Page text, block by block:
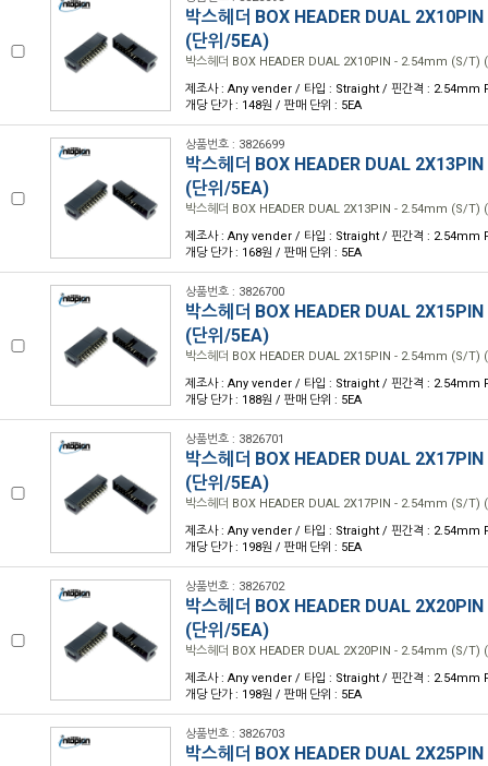
박스헤더 BOX HEADER DUAL
(단위/5EA)
박스헤더 BOX HEADER DUAL 2X10PIN - 2.54mm (S/T)
제조사 : Any vender / 타입 : Straight / 핀간격 :
개당 단가 : 148원 / 판매 단위 : 5EA
상품번호 : 3826699
박스헤더 BOX HEADER DUAL
(단위/5EA)
박스헤더 BOX HEADER DUAL 2X13PIN - 2.54mm (S/T)
제조사 : Any vender / 타입 : Straight / 핀간격 :
개당 단가 : 168원 / 판매 단위 : 5EA
상품번호 : 3826700
박스헤더 BOX HEADER DUAL
(단위/5EA)
박스헤더 BOX HEADER DUAL 2X15PIN - 2.54mm (S/T)
제조사 : Any vender / 타입 : Straight / 핀간격 :
개당 단가 : 188원 / 판매 단위 : 5EA
상품번호 : 3826701
박스헤더 BOX HEADER DUAL
(단위/5EA)
박스헤더 BOX HEADER DUAL 2X17PIN - 2.54mm (S/T)
제조사 : Any vender / 타입 : Straight / 핀간격 :
개당 단가 : 198원 / 판매 단위 : 5EA
상품번호 : 3826702
박스헤더 BOX HEADER DUAL
(단위/5EA)
박스헤더 BOX HEADER DUAL 2X20PIN - 2.54mm (S/T)
제조사 : Any vender / 타입 : Straight / 핀간격 :
개당 단가 : 198원 / 판매 단위 : 5EA
상품번호 : 3826703
박스헤더 BOX HEADER DUAL